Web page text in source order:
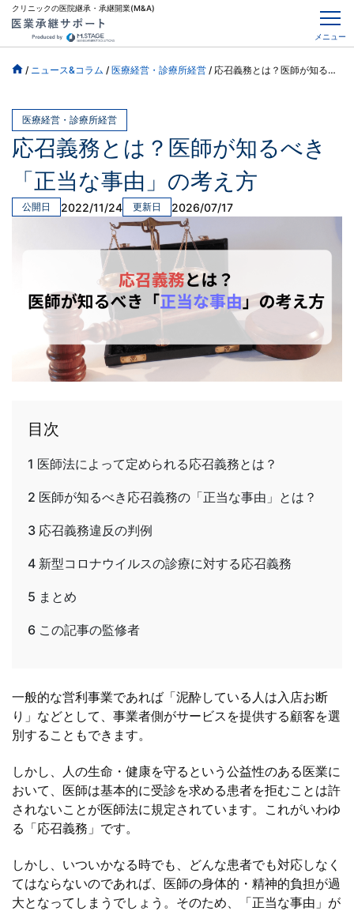
クリニックの医院継承・承継開業(M&A)
メニュー
/ ニュース&コラム / 医療経営・診療所経営 / 応召義務とは？医師が知るべき「正当な事由」の考え方
医療経営・診療所経営
応召義務とは？医師が知るべき
「正当な事由」の考え方
公開日 2022/11/24 更新日 2026/07/17
目次
1 医師法によって定められる応召義務とは？
2 医師が知るべき応召義務の「正当な事由」とは？
3 応召義務違反の判例
4 新型コロナウイルスの診療に対する応召義務
5 まとめ
6 この記事の監修者
一般的な営利事業であれば「泥酔している人は入店お断
り」などとして、事業者側がサービスを提供する顧客を選
別することもできます。
しかし、人の生命・健康を守るという公益性のある医業に
おいて、医師は基本的に受診を求める患者を拒むことは許
されないことが医師法に規定されています。これがいわゆ
る「応召義務」です。
しかし、いついかなる時でも、どんな患者でも対応しなく
てはならないのであれば、医師の身体的・精神的負担が過
大となってしまうでしょう。そのため、「正当な事由」が